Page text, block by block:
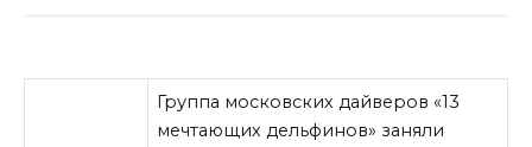
Группа московских дайверов «13
мечтающих дельфинов» заняли